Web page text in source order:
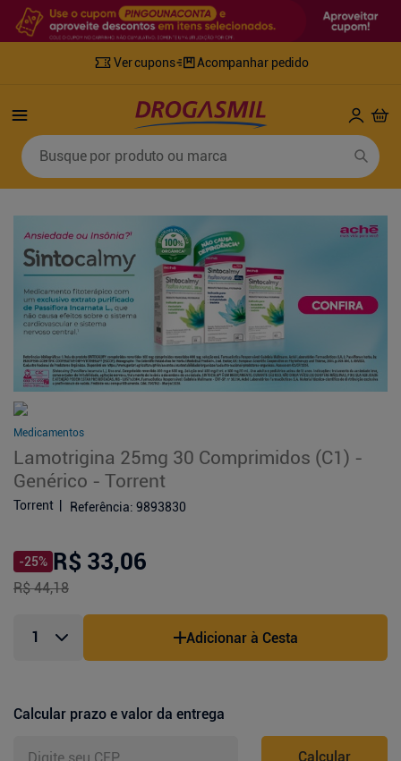
Ver cupons Acompanhar pedido
Busque por produto ou marca
Medicamentos
Lamotrigina 25mg 30 Comprimidos (C1) -
Genérico - Torrent
Torrent Referência: 9893830
-25% R$ 33,06
R$ 44,18
Adicionar à Cesta
Calcular prazo e valor da entrega
Calcular
Termos mais buscados
3º
retinol
4º
fralda geriatrica
5º desodorante
º
tylenol
9º
fralda xg
10º shampoo